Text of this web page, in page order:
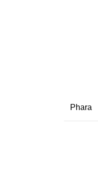
Phara